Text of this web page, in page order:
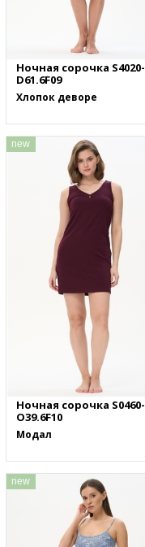
Ночная сорочка S4020-
D61.6F09
Хлопок деворе
new
Ночная сорочка S0460-
O39.6F10
Модал
new